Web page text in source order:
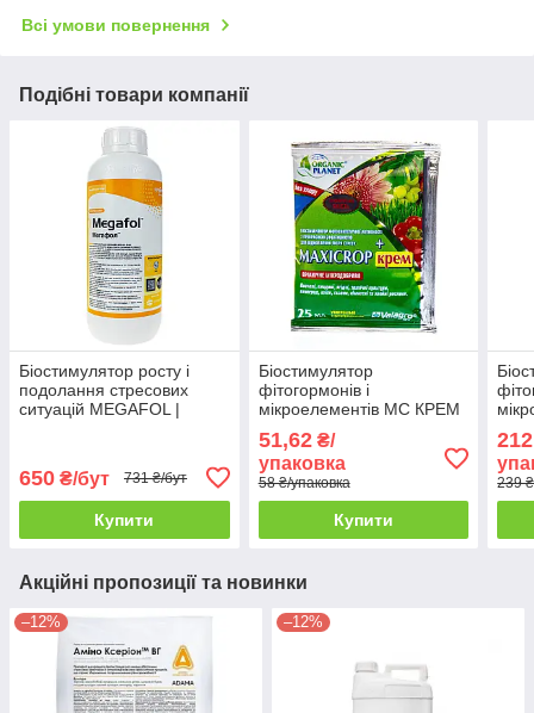
Всі умови повернення
Подібні товари компанії
Біостимулятор росту і
подолання стресових
ситуацій MEGAFOL |
650 ₴/бут 731 ₴/бут
Купити
Біостимулятор
фітогормонів і
мікроелементів МС КРЕМ
мл
51,62₴/
упаковка
58 ₴/упаковка
Купити
239
Акційні пропозиції та новинки
–12% –12%